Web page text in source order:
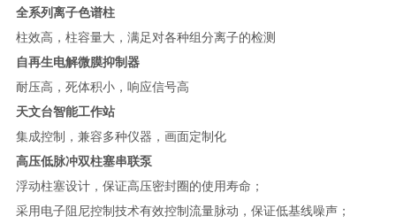
全系列离子色谱柱
柱效高，柱容量大，满足对各种组分离子的检测
自再生电解微膜抑制器
耐压高，死体积小，响应信号高
天文台智能工作站
集成控制，兼容多种仪器，画面定制化
高压低脉冲双柱塞串联泵
浮动柱塞设计，保证高压密封圈的使用寿命；
采用电子阻尼控制技术有效控制流量脉动，保证低基线噪声；